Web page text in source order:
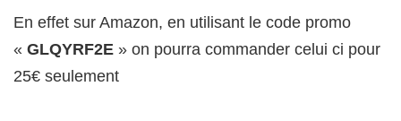
En effet sur Amazon, en utilisant le code promo
« GLQYRF2E » on pourra commander celui ci pour
25€ seulement